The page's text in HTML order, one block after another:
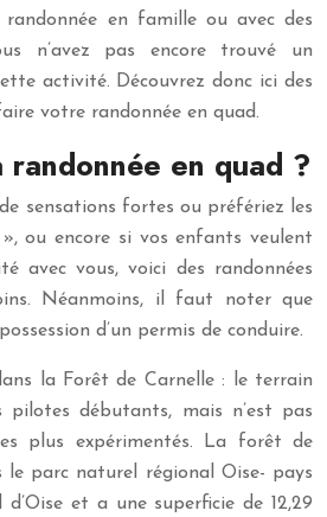
en famille ou avec des
n’avez pas encore trouvé un
activité. Découvrez donc ici des
votre randonnée en quad.
en quad ?
sensations fortes ou préfériez les
ou encore si vos enfants veulent
avec vous, voici des randonnées
Néanmoins, il faut noter que
d’un permis de conduire.
la Forêt de Carnelle : le terrain
pilotes débutants, mais n’est pas
plus expérimentés. La forêt de
le parc naturel régional Oise- pays
et a une superficie de 12,29